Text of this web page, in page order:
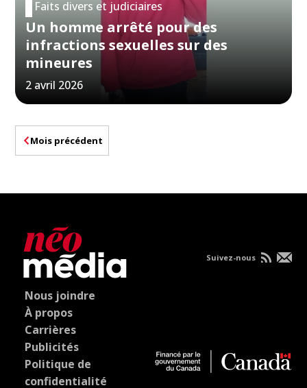
Faits divers et judiciaires
Un homme arrêté pour des
infractions sexuelles sur des
mineures
2 avril 2026
Mois précédent
Nous joindre
À propos
Carrières
Publicités
Politique de
confidentialité
Suivez-nous